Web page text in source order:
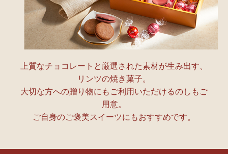
上質なチョコレートと厳選された素材が生み出す、
リンツの焼き菓子。
大切な方への贈り物にもご利用いただけるのしもご
用意。
ご自身のご褒美スイーツにもおすすめです。